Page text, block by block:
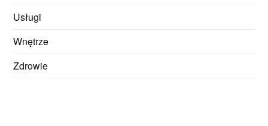
Usługi
Wnętrze
Zdrowie